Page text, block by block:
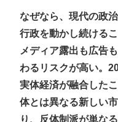
なぜなら、現代の政
行政を動かし続ける
メディア露出も広告
わるリスクが高い。
実体経済が融合した
体とは異なる新しい
り、反体制派が単な